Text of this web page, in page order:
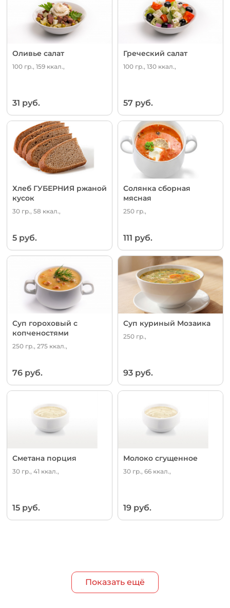
Оливье салат
100 гр., 159 ккал.,
31 руб.
Греческий салат
100 гр., 130 ккал.,
57 руб.
Хлеб ГУБЕРНИЯ ржаной
кусок
30 гр., 58 ккал.,
5 руб.
Солянка сборная
мясная
250 гр.,
111 руб.
Суп гороховый с
копченостями
250 гр., 275 ккал.,
76 руб.
Суп куриный Мозаика
250 гр.,
93 руб.
Сметана порция
30 гр., 41 ккал.,
15 руб.
Молоко сгущенное
30 гр., 66 ккал.,
19 руб.
Показать ещё